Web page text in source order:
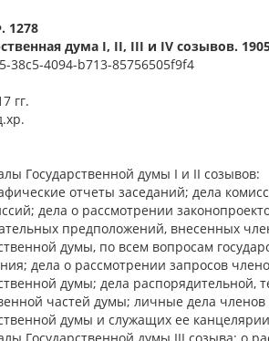
1278
дума I, II, III и IV созывов.
38c5-4094-b713-85756505f9f4
гг.
Государственной думы I и II созывов:
отчеты заседаний; дела
дела о рассмотрении
предположений, внесенных
думы, по всем вопросам
дела о рассмотрении запросов
думы; дела распорядительной,
частей думы; личные дела членов
думы и служащих ее